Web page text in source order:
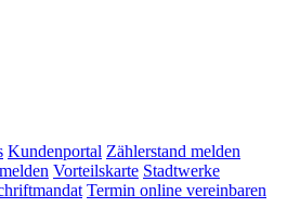
Kundenportal Zählerstand melden
Vorteilskarte Stadtwerke
Termin online vereinbaren